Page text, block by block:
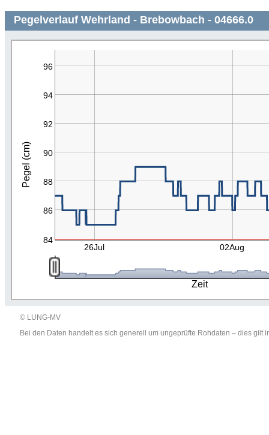
Pegelverlauf Wehrland - Brebowbach - 04666.0
Zeit
Pegel (cm)
84
86
88
90
92
94
96
26Jul 02Aug
© LUNG-MV
Bei den Daten handelt es sich generell um ungeprüfte Rohdaten – dies